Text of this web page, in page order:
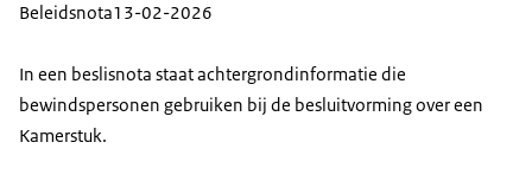
Beleidsnota13-02-2026
In een beslisnota staat achtergrondinformatie die
bewindspersonen gebruiken bij de besluitvorming over een
Kamerstuk.